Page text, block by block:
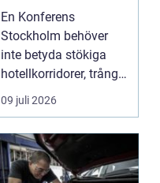
rofylld landsbygd
En Konferens
Stockholm behöver
inte betyda stökiga
hotellkorridorer, trånga
mötesrum och brus
från c...
09 juli 2026